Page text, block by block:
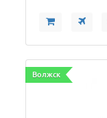
Волжск